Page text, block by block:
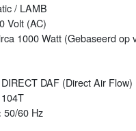
/ LAMB
Volt (AC)
1000 Watt (Gebaseerd op
DIRECT DAF (Direct Air Flow)
50/60 Hz